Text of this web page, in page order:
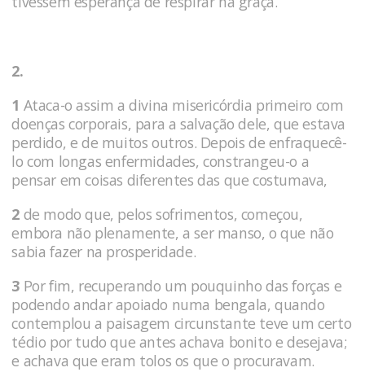
2.
1 Ataca-o assim a divina misericórdia primeiro com
doenças corporais, para a salvação dele, que estava
perdido, e de muitos outros. Depois de enfraquecê-
lo com longas enfermidades, constrangeu-o a
pensar em coisas diferentes das que costu­mava,
2 de modo que, pelos sofrimentos, come­çou,
embora não plenamente, a ser manso, o que não
sabia fazer na prosperidade.
3 Por fim, recuperando um pouquinho das forças e
podendo andar apoiado numa bengala, quando
con­templou a paisagem circunstante teve um certo
tédio por tudo que antes achava bonito e desejava;
e achava que eram tolos os que o procuravam.